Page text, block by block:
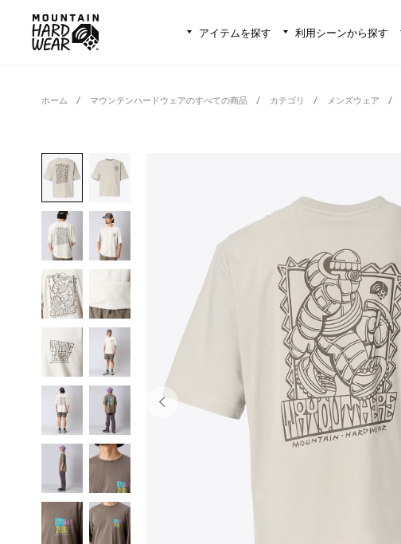
アイテムを探す 利用シーンから探す
ホーム マウンテンハードウェアのすべての商品 カテゴリ メンズウェア